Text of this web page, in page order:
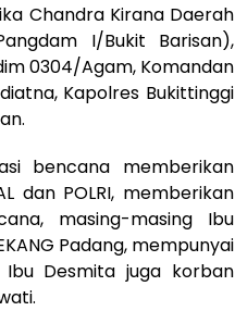
Chandra Kirana Daerah
I/Bukit Barisan),
0304/Agam, Komandan
Kapolres Bukittinggi
bencana memberikan
dan POLRI, memberikan
masing-masing Ibu
Padang, mempunyai
Desmita juga korban